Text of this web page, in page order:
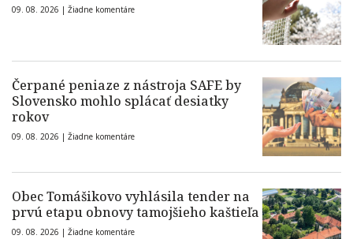
09. 08. 2026 | Žiadne komentáre
Čerpané peniaze z nástroja SAFE by
Slovensko mohlo splácať desiatky
rokov
09. 08. 2026 | Žiadne komentáre
Obec Tomášikovo vyhlásila tender na
prvú etapu obnovy tamojšieho kaštieľa
09. 08. 2026 | Žiadne komentáre